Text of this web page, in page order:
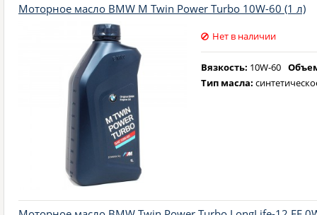
Моторное масло BMW M Twin Power Turbo 10W-60 (1 л)
Нет в наличии
Вязкость: 10W-60
Тип масла: